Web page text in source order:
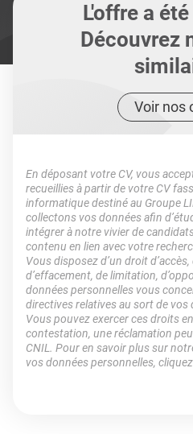
L'offre a
Découvrez
Voir nos
En déposant votre CV, vous
recueillies à partir de votre CV
informatique destiné au Groupe
collectons vos données afin
intégrer à notre vivier de
contenu en lien avec votre
Vous disposez d’un droit
d’effacement, de limitation,
données personnelles vous
directives relatives au sort de vos
Vous pouvez exercer ces droits
contestation, une réclamation
CNIL. Pour en savoir plus sur
vos données personnelles, cliquez